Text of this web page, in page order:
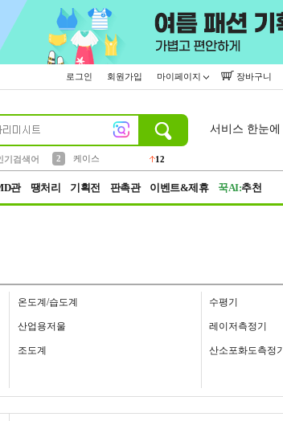
로그인 회원가입 마이페이지 장바구니
기검색어
2
케이스
12
서비스 한눈에
관 땡처리 기획전 판촉관 이벤트&제휴 꾹AI:추천
온도계/습도계 수평기
산업용저울 레이저측정기
조도계 산소포화도측정기